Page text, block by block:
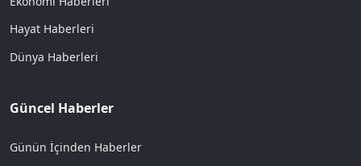
Hayat Haberleri
Dünya Haberleri
Güncel Haberler
Günün İçinden Haberler